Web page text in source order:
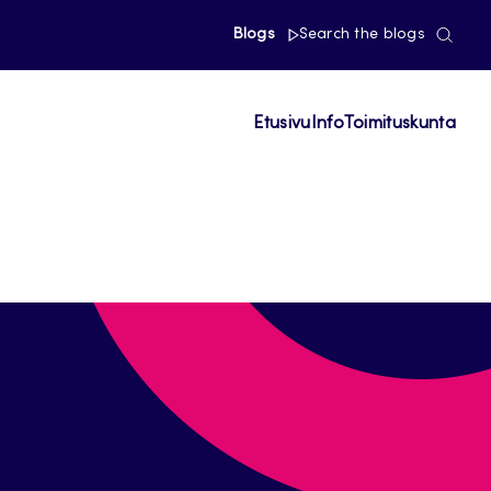
Blogs Search the blogs
Etusivu InfoToimituskunta